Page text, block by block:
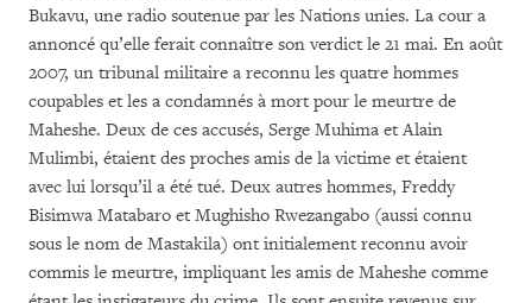
Bukavu, une radio soutenue par les Nations unies. La cour a
annoncé qu’elle ferait connaître son verdict le 21 mai. En août
2007, un tribunal militaire a reconnu les quatre hommes
coupables et les a condamnés à mort pour le meurtre de
Maheshe. Deux de ces accusés, Serge Muhima et Alain
Mulimbi, étaient des proches amis de la victime et étaient
avec lui lorsqu’il a été tué. Deux autres hommes, Freddy
Bisimwa Matabaro et Mughisho Rwezangabo (aussi connu
sous le nom de Mastakila) ont initialement reconnu avoir
commis le meurtre, impliquant les amis de Maheshe comme